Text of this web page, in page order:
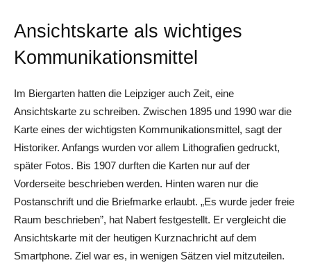
Ansichtskarte als wichtiges
Kommunikationsmittel
Im Biergarten hatten die Leipziger auch Zeit, eine
Ansichtskarte zu schreiben. Zwischen 1895 und 1990 war die
Karte eines der wichtigsten Kommunikationsmittel, sagt der
Historiker. Anfangs wurden vor allem Lithografien gedruckt,
später Fotos. Bis 1907 durften die Karten nur auf der
Vorderseite beschrieben werden. Hinten waren nur die
Postanschrift und die Briefmarke erlaubt. „Es wurde jeder freie
Raum beschrieben”, hat Nabert festgestellt. Er vergleicht die
Ansichtskarte mit der heutigen Kurznachricht auf dem
Smartphone. Ziel war es, in wenigen Sätzen viel mitzuteilen.